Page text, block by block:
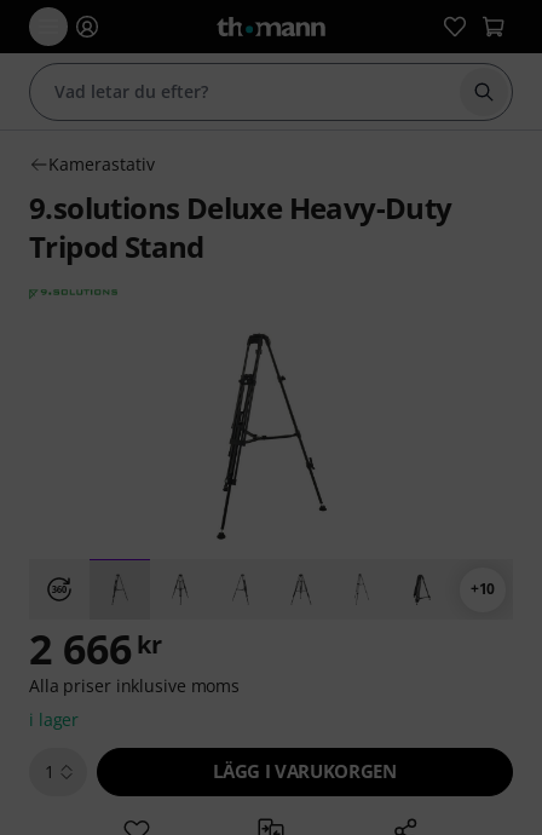
Börja
Kamerastativ
9.solutions Deluxe Heavy-Duty
Tripod Stand
+10
2 666 kr
Alla priser inklusive moms
i lager
1 LÄGG I VARUKORGEN